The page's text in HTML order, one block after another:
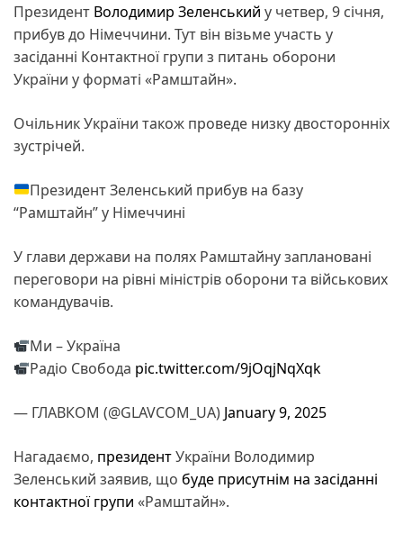
Президент Володимир Зеленський у четвер, 9 січня,
прибув до Німеччини. Тут він візьме участь у
засіданні Контактної групи з питань оборони
України у форматі «Рамштайн».
Очільник України також проведе низку двосторонніх
зустрічей.
Президент Зеленський прибув на базу
“Рамштайн” у Німеччині
У глави держави на полях Рамштайну заплановані
переговори на рівні міністрів оборони та військових
командувачів.
Ми – Україна
Радіо Свобода pic.twitter.com/9jOqjNqXqk
— ГЛАВКОМ (@GLAVCOM_UA) January 9, 2025
Нагадаємо, президентУкраїни Володимир
Зеленський заявив, що буде присутнім на засіданні
контактної групи «Рамштайн».